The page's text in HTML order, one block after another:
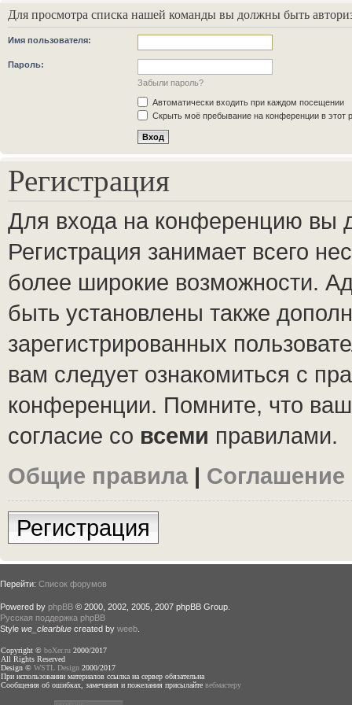
Для просмотра списка нашей команды вы должны быть
Имя пользователя:
Пароль:
Забыли пароль?
Автоматически входить при каждом посещении
Скрыть моё пребывание на конференции в этот
Регистрация
Для входа на конференцию вы
Регистрация занимает всего
более широкие возможности.
быть установлены также
зарегистрированных
вам следует ознакомиться с
конференции. Помните, что
согласие со всеми правилами.
Общие правила |
Регистрация
Перейти: Список форумов
Powered by phpBB © 2000, 2002, 2005, 2007 phpBB Group.
Русская поддержка phpBB
Style we_clearblue created by weeb
Copyright © boXer.ru 2000/2017
All Rights Reserved
Design © WSTL Design 2000/2017
При использовании материалов ссылка на сервер обязательна
Сообщения об ошибках, замечания и пожелания присылайте вебмастеру